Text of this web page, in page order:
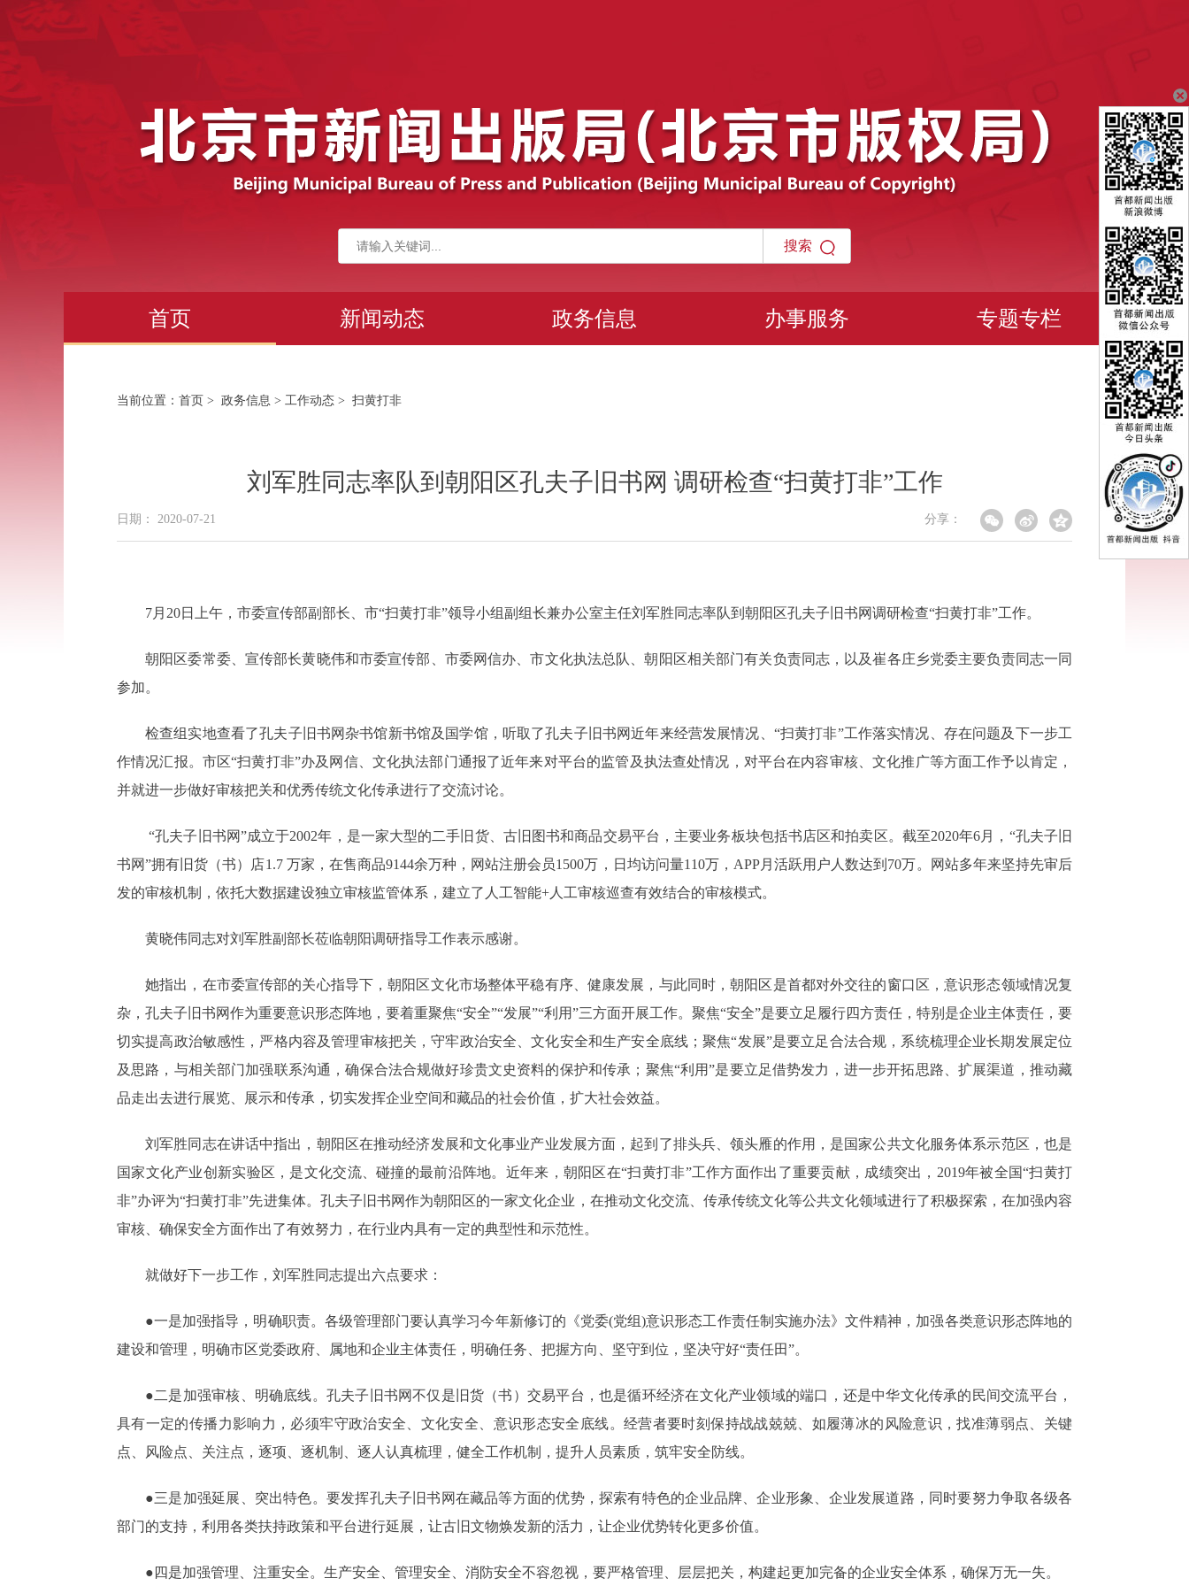
首页 新闻动态 政务信息 办事服务 专题专栏
当前位置： 首页 > 政务信息 > 工作动态 > 扫黄打非
刘军胜同志率队到朝阳区孔夫子旧书网 调研检查“扫黄打非”工作
日期： 2020-07-21 分享：
7月20日上午，市委宣传部副部长、市“扫黄打非”领导小组副组长兼办公室主任刘军胜同志率队到朝阳区孔夫子旧书网调研检查“扫黄打非”工作。
朝阳区委常委、宣传部长黄晓伟和市委宣传部、市委网信办、市文化执法总队、朝阳区相关部门有关负责同志，以及崔各庄乡党委主要负责同志一同
参加。
检查组实地查看了孔夫子旧书网杂书馆新书馆及国学馆，听取了孔夫子旧书网近年来经营发展情况、“扫黄打非”工作落实情况、存在问题及下一步工
作情况汇报。市区“扫黄打非”办及网信、文化执法部门通报了近年来对平台的监管及执法查处情况，对平台在内容审核、文化推广等方面工作予以肯定，
并就进一步做好审核把关和优秀传统文化传承进行了交流讨论。
“孔夫子旧书网”成立于2002年，是一家大型的二手旧货、古旧图书和商品交易平台，主要业务板块包括书店区和拍卖区。截至2020年6月，“孔夫子旧
书网”拥有旧货（书）店1.7 万家，在售商品9144余万种，网站注册会员1500万，日均访问量110万，APP月活跃用户人数达到70万。网站多年来坚持先审后
发的审核机制，依托大数据建设独立审核监管体系，建立了人工智能+人工审核巡查有效结合的审核模式。
黄晓伟同志对刘军胜副部长莅临朝阳调研指导工作表示感谢。
她指出，在市委宣传部的关心指导下，朝阳区文化市场整体平稳有序、健康发展，与此同时，朝阳区是首都对外交往的窗口区，意识形态领域情况复
杂，孔夫子旧书网作为重要意识形态阵地，要着重聚焦“安全”“发展”“利用”三方面开展工作。聚焦“安全”是要立足履行四方责任，特别是企业主体责任，要
切实提高政治敏感性，严格内容及管理审核把关，守牢政治安全、文化安全和生产安全底线；聚焦“发展”是要立足合法合规，系统梳理企业长期发展定位
及思路，与相关部门加强联系沟通，确保合法合规做好珍贵文史资料的保护和传承；聚焦“利用”是要立足借势发力，进一步开拓思路、扩展渠道，推动藏
品走出去进行展览、展示和传承，切实发挥企业空间和藏品的社会价值，扩大社会效益。
刘军胜同志在讲话中指出，朝阳区在推动经济发展和文化事业产业发展方面，起到了排头兵、领头雁的作用，是国家公共文化服务体系示范区，也是
国家文化产业创新实验区，是文化交流、碰撞的最前沿阵地。近年来，朝阳区在“扫黄打非”工作方面作出了重要贡献，成绩突出，2019年被全国“扫黄打
非”办评为“扫黄打非”先进集体。孔夫子旧书网作为朝阳区的一家文化企业，在推动文化交流、传承传统文化等公共文化领域进行了积极探索，在加强内容
审核、确保安全方面作出了有效努力，在行业内具有一定的典型性和示范性。
就做好下一步工作，刘军胜同志提出六点要求：
●一是加强指导，明确职责。各级管理部门要认真学习今年新修订的《党委(党组)意识形态工作责任制实施办法》文件精神，加强各类意识形态阵地的
建设和管理，明确市区党委政府、属地和企业主体责任，明确任务、把握方向、坚守到位，坚决守好“责任田”。
●二是加强审核、明确底线。孔夫子旧书网不仅是旧货（书）交易平台，也是循环经济在文化产业领域的端口，还是中华文化传承的民间交流平台，
具有一定的传播力影响力，必须牢守政治安全、文化安全、意识形态安全底线。经营者要时刻保持战战兢兢、如履薄冰的风险意识，找准薄弱点、关键
点、风险点、关注点，逐项、逐机制、逐人认真梳理，健全工作机制，提升人员素质，筑牢安全防线。
●三是加强延展、突出特色。要发挥孔夫子旧书网在藏品等方面的优势，探索有特色的企业品牌、企业形象、企业发展道路，同时要努力争取各级各
部门的支持，利用各类扶持政策和平台进行延展，让古旧文物焕发新的活力，让企业优势转化更多价值。
●四是加强管理、注重安全。生产安全、管理安全、消防安全不容忽视，要严格管理、层层把关，构建起更加完备的企业安全体系，确保万无一失。